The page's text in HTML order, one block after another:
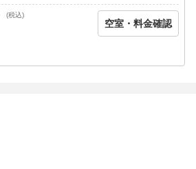
気ポット
オル、バスマット、全身シャンプー、歯
(税込)
空室・料金確認